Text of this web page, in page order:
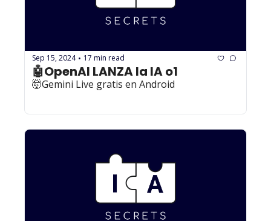
Sep 15, 2024 • 17 min read
🤖OpenAI LANZA la IA o1
🤯Gemini Live gratis en Android